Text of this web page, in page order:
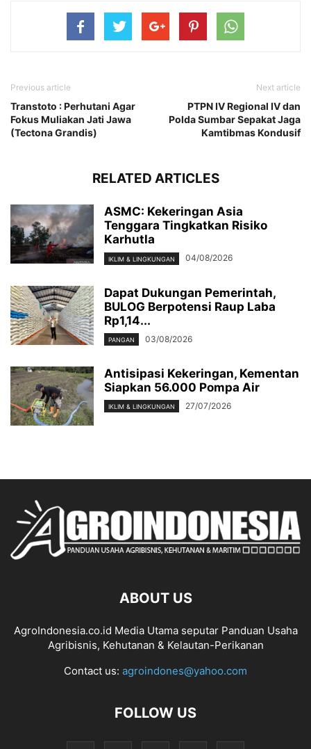
Previous article
Transtoto : Perhutani Agar
Fokus Muliakan Jati Jawa
(Tectona Grandis)
Next article
PTPN IV Regional IV dan
Polda Sumbar Sepakat Jaga
Kamtibmas Kondusif
RELATED ARTICLES
ASMC: Kekeringan Asia
Tenggara Tingkatkan Risiko
Karhutla
IKLIM & LINGKUNGAN 04/08/2026
Dapat Dukungan Pemerintah,
BULOG Berpotensi Raup Laba
Rp1,14...
PANGAN 03/08/2026
Antisipasi Kekeringan, Kementan
Siapkan 56.000 Pompa Air
IKLIM & LINGKUNGAN 27/07/2026
ABOUT US
AgroIndonesia.co.id Media Utama seputar Panduan Usaha
Agribisnis, Kehutanan & Kelautan-Perikanan
Contact us: agroindones@yahoo.com
FOLLOW US